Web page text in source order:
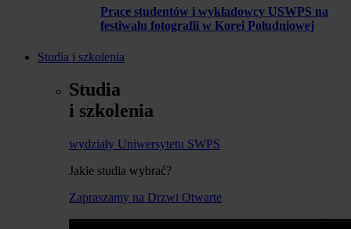
Prace studentów i wykładowcy USWPS na
festiwalu fotografii w Korei Południowej
Studia i szkolenia
Studia
i szkolenia
wydziały Uniwersytetu SWPS
Jakie studia wybrać?
Zapraszamy na Drzwi Otwarte